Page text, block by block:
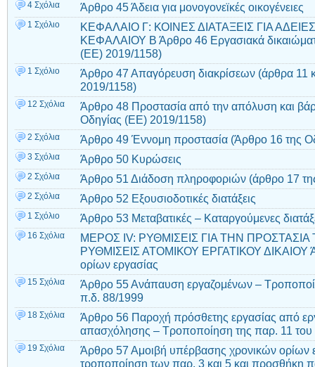
4 Σχόλια Άρθρο 45 Άδεια για μονογονεϊκές οικογένειες
1 Σχόλιο
ΚΕΦΑΛΑΙΟ Γ: ΚΟΙΝΕΣ ΔΙΑΤΑΞΕΙΣ ΓΙΑ
ΚΕΦΑΛΑΙΟΥ Β Άρθρο 46 Εργασιακά
(EE) 2019/1158)
1 Σχόλιο
Άρθρο 47 Απαγόρευση διακρίσεων (άρθρα 11
2019/1158)
12 Σχόλια
Άρθρο 48 Προστασία από την απόλυση και
Οδηγίας (EE) 2019/1158)
2 Σχόλια Άρθρο 49 Έννομη προστασία (Άρθρο 16 της
3 Σχόλια Άρθρο 50 Κυρώσεις
2 Σχόλια Άρθρο 51 Διάδοση πληροφοριών (άρθρο 17
2 Σχόλια Άρθρο 52 Εξουσιοδοτικές διατάξεις
1 Σχόλιο Άρθρο 53 Μεταβατικές – Καταργούμενες
16 Σχόλια
ΜΕΡΟΣ ΙV: ΡΥΘΜΙΣΕΙΣ ΓΙΑ ΤΗΝ
ΡΥΘΜΙΣΕΙΣ ΑΤΟΜΙΚΟΥ ΕΡΓΑΤΙΚΟΥ ΔΙΚΑΙΟΥ
ορίων εργασίας
15 Σχόλια
Άρθρο 55 Ανάπαυση εργαζομένων –
π.δ. 88/1999
18 Σχόλια
Άρθρο 56 Παροχή πρόσθετης εργασίας από
απασχόλησης – Τροποποίηση της παρ. 11
19 Σχόλια
Άρθρο 57 Αμοιβή υπέρβασης χρονικών ορίων
τροποποίηση των παρ. 3 και 5 και προσθήκη